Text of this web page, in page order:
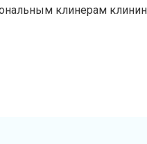
клинерам